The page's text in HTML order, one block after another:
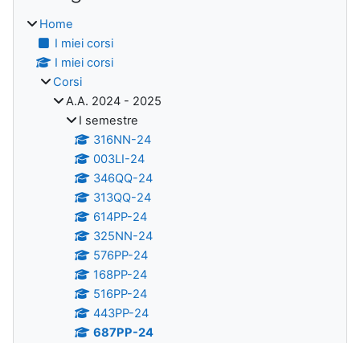
Home
I miei corsi
I miei corsi
Corsi
A.A. 2024 - 2025
I semestre
316NN-24
003LI-24
346QQ-24
313QQ-24
614PP-24
325NN-24
576PP-24
168PP-24
516PP-24
443PP-24
687PP-24